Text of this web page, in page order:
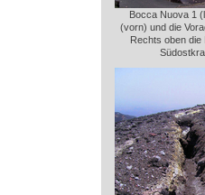
Bocca Nuova 1
(vorn) und die
Rechts oben die